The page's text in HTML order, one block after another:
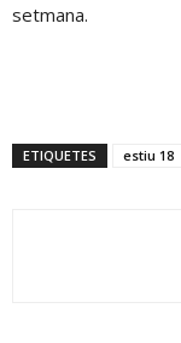
setmana.
ETIQUETES estiu 18